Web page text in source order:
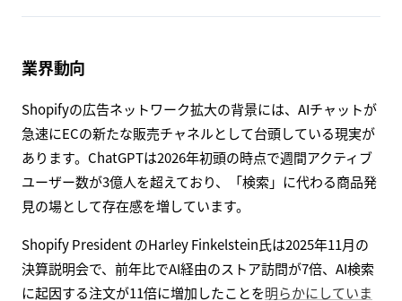
業界動向
Shopifyの広告ネットワーク拡大の背景には、AIチャットが
急速にECの新たな販売チャネルとして台頭している現実が
あります。ChatGPTは2026年初頭の時点で週間アクティブ
ユーザー数が3億人を超えており、「検索」に代わる商品発
見の場として存在感を増しています。
Shopify President のHarley Finkelstein氏は2025年11月の
決算説明会で、前年比でAI経由のストア訪問が7倍、AI検索
に起因する注文が11倍に増加したことを明らかにしていま